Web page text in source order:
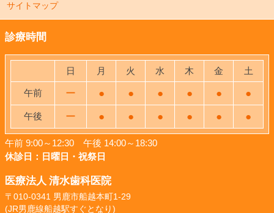
サイトマップ
診療時間
日 月 火 水 木 金 土
午前 ー ● ● ● ● ● ●
午後 ー ● ● ● ● ● ●
午前 9:00～12:30 午後 14:00～18:30
休診日：日曜日・祝祭日
医療法人 清水歯科医院
〒010-0341 男鹿市船越本町1-29
(JR男鹿線船越駅すぐとなり)